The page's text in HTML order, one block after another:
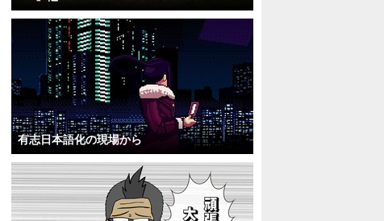
有志日本語化の現場から